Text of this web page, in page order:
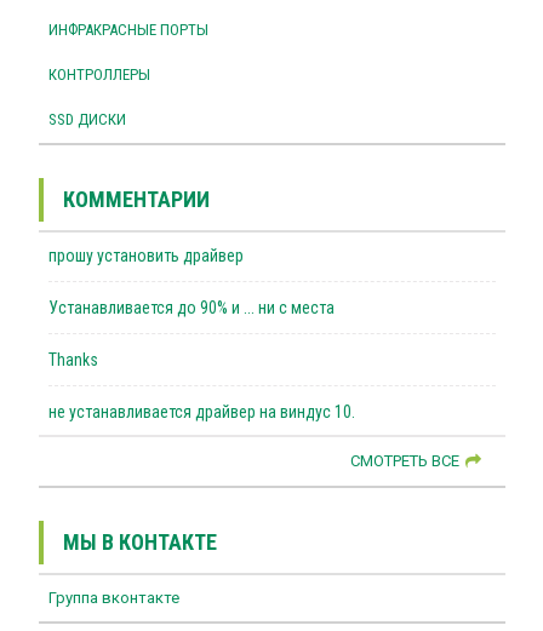
ИНФРАКРАСНЫЕ ПОРТЫ
КОНТРОЛЛЕРЫ
SSD ДИСКИ
КОММЕНТАРИИ
прошу установить драйвер
Устанавливается до 90% и ... ни с места
Thanks
не устанавливается драйвер на виндус 10.
СМОТРЕТЬ ВСЕ
МЫ В КОНТАКТЕ
Группа вконтакте